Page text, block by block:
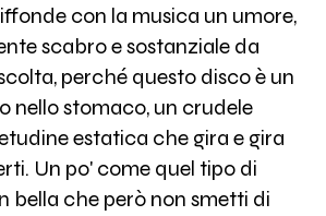
con la musica un umore,
scabro e sostanziale da
perché questo disco è un
nello stomaco, un crudele
estatica che gira e gira
Un po' come quel tipo di
bella che però non smetti di